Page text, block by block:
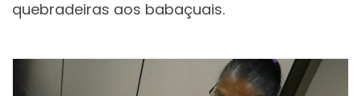
quebradeiras aos babaçuais.